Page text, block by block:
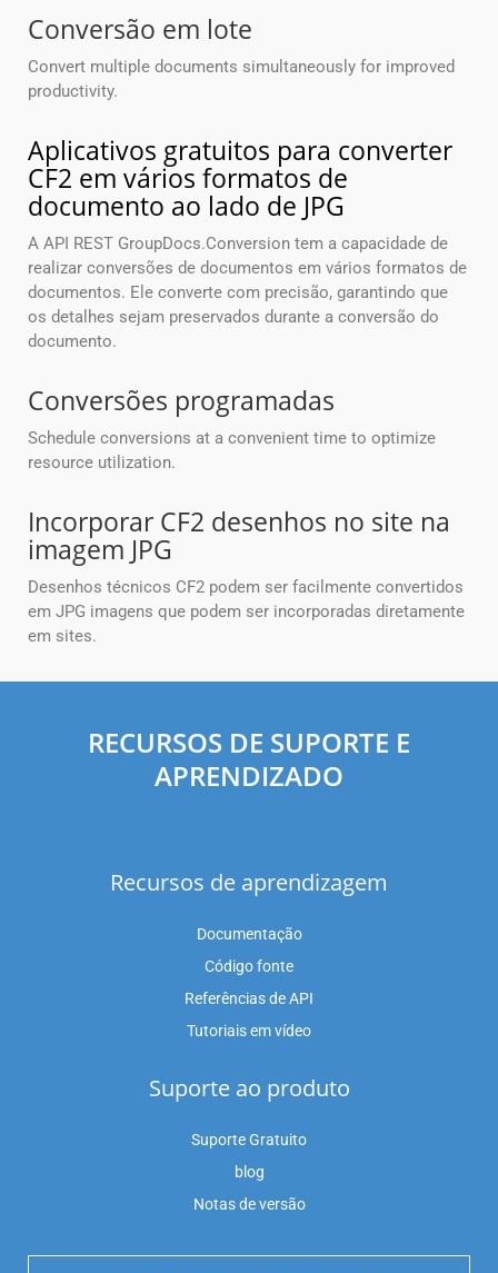
Conversão em lote
Convert multiple documents simultaneously for improved
productivity.
Aplicativos gratuitos para converter
CF2 em vários formatos de
documento ao lado de JPG
A API REST GroupDocs.Conversion tem a capacidade de
realizar conversões de documentos em vários formatos de
documentos. Ele converte com precisão, garantindo que
os detalhes sejam preservados durante a conversão do
documento.
Conversões programadas
Schedule conversions at a convenient time to optimize
resource utilization.
Incorporar CF2 desenhos no site na
imagem JPG
Desenhos técnicos CF2 podem ser facilmente convertidos
em JPG imagens que podem ser incorporadas diretamente
em sites.
RECURSOS DE SUPORTE E
APRENDIZADO
Recursos de aprendizagem
Documentação
Código fonte
Referências de API
Tutoriais em vídeo
Suporte ao produto
Suporte Gratuito
blog
Notas de versão